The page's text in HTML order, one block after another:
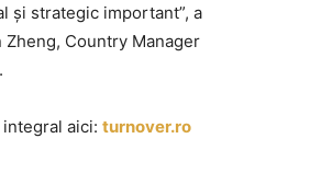
și strategic important”, a
Zheng, Country Manager
aici: turnover.ro